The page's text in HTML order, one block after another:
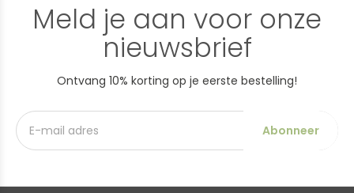
Meld je aan voor onze
nieuwsbrief
Ontvang 10% korting op je eerste bestelling!
Abonneer